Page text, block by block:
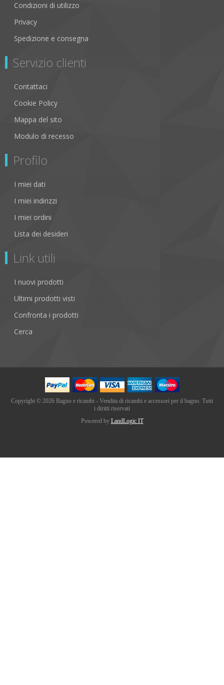
Condizioni di utilizzo
Privacy
Spedizione e consegna
Servizio clienti
Contattaci
Cookie Policy
Mappa del sito
Modulo di recesso
Profilo
I miei dati
I miei indirizzi
I miei ordini
Lista dei desideri
Link utili
I nuovi prodotti
Ultimi prodotti visti
Confronta i prodotti
Cerca
Copyright © 2026 Bagno e ricambi - Vendita di ricambi e accessori per il bagno. Tutti
i diritti riservati
Powered by LandLogic IT